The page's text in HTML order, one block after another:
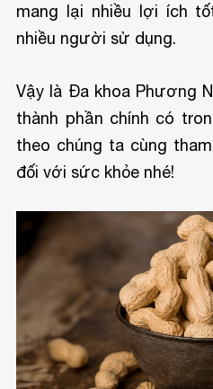
mang lại nhiều lợi ích
nhiều người sử dụng.
Vậy là Đa khoa Phương
thành phần chính có
theo chúng ta cùng
đối với sức khỏe nhé!